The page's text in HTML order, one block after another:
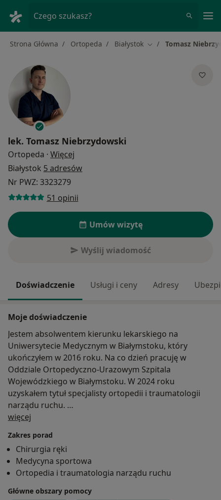
Czego szukasz?
Strona Główna Ortopeda Białystok Zmień miasto
Tomasz
lek. Tomasz Niebrzydowski
Ortopeda · Więcej
Białystok 5 adresów
Nr PWZ: 3323279
51 opinii
Umów wizytę
Wyślij wiadomość
Doświadczenie Usługi i ceny Adresy
Moje doświadczenie
Jestem absolwentem kierunku lekarskiego na
Uniwersytecie Medycznym w Białymstoku, który
ukończyłem w 2016 roku. Na co dzień pracuję w
Oddziale Ortopedyczno-Urazowym Szpitala
Wojewódzkiego w Białymstoku. W 2024 roku
uzyskałem tytuł specjalisty ortopedii i traumatologii
narządu ruchu.
W codziennej praktyce zajmuję się diagnostyką oraz
nieoperacyjnym schorzeń narządu ruchu: złamań,
zwichnięć, skręceń, bólu różnego pochodzenia,
neuropatii uciskowych. Szczególnie interesuję się
chirurgią biodra, kolana, korekcją deformacji stopy.
Wykonuję iniekcje z kwasu hialuronowego i osocza
więcej
Zakres porad
Chirurgia ręki
Medycyna sportowa
Ortopedia i traumatologia narządu ruchu
Główne obszary pomocy